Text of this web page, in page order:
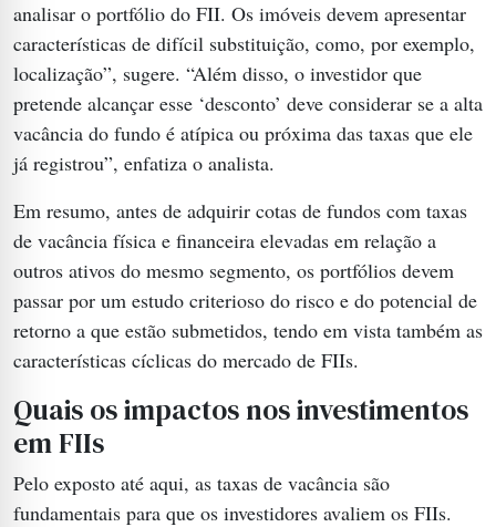
analisar o portfólio do FII. Os imóveis devem apresentar
características de difícil substituição, como, por exemplo,
localização”, sugere. “Além disso, o investidor que
pretende alcançar esse ‘desconto’ deve considerar se a alta
vacância do fundo é atípica ou próxima das taxas que ele
já registrou”, enfatiza o analista.
Em resumo, antes de adquirir cotas de fundos com taxas
de vacância física e financeira elevadas em relação a
outros ativos do mesmo segmento, os portfólios devem
passar por um estudo criterioso do risco e do potencial de
retorno a que estão submetidos, tendo em vista também as
características cíclicas do mercado de FIIs.
Quais os impactos nos investimentos
em FIIs
Pelo exposto até aqui, as taxas de vacância são
fundamentais para que os investidores avaliem os FIIs.